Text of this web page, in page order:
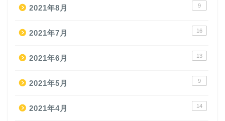
2021年8月 9
2021年7月 16
2021年6月 13
2021年5月 9
2021年4月 14